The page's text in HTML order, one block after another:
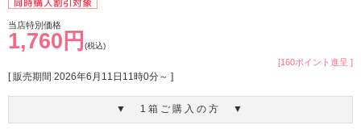
当店特別価格
1,760円 (税込)
[160ポイント進呈 ]
[ 販売期間 2026年6月11日11時0分～ ]
▼ 1箱ご購入の方 ▼